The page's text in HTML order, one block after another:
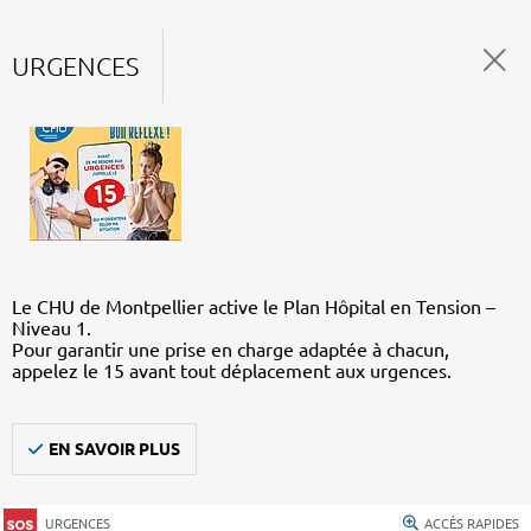
URGENCES
Le CHU de Montpellier active le Plan Hôpital en Tension –
Niveau 1.
Pour garantir une prise en charge adaptée à chacun,
appelez le 15 avant tout déplacement aux urgences.
EN SAVOIR PLUS
URGENCES ACCÈS RAPIDES